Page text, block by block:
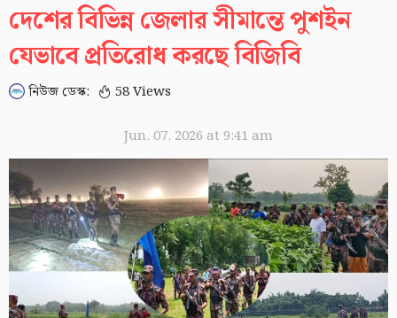
দেশের বিভিন্ন জেলার সীমান্তে পুশইন
যেভাবে প্রতিরোধ করছে বিজিবি
নিউজ ডেস্ক: 58 Views
Jun. 07, 2026 at 9:41 am